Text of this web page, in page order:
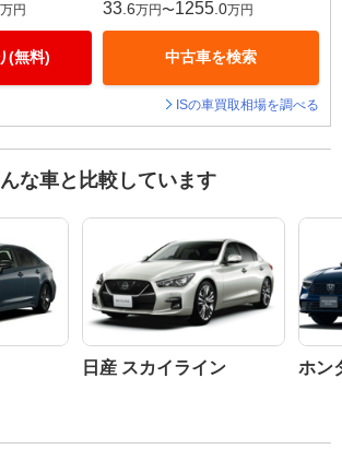
万円
(無料)
33 .6万円〜1255 .0万円
中古車を検索
ISの車買取相場を調べる
な車と比較しています
日産 スカイライン ホン